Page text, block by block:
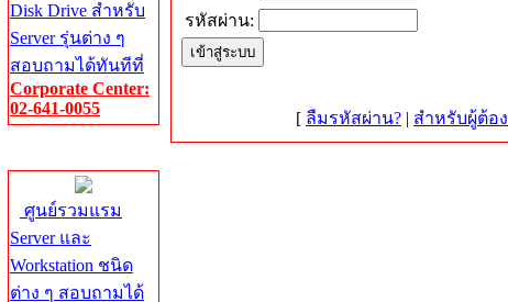
Disk Drive สำหรับ
Server รุ่นต่าง ๆ
สอบถามได้ทันทีที่
Corporate Center:
02-641-0055
ศูนย์รวมแรม
Server และ
Workstation ชนิด
ต่าง ๆ สอบถามได้
รหัสผ่าน:
[ ลืมรหัสผ่าน? | สำหรับผู้ต้อ